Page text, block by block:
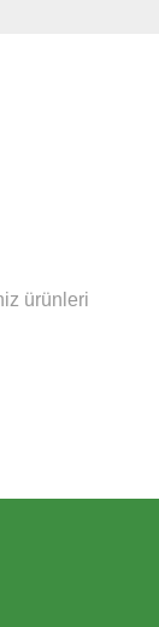
ürünleri